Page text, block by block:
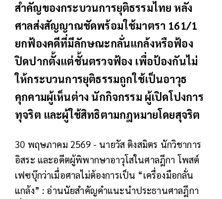
สำคัญของกระบวนการยุติธรรมไทย หลัง
ศาลส่งสัญญาณชัดพร้อมใช้มาตรา 161/1
ยกฟ้องคดีที่มีลักษณะกลั่นแกล้งหรือฟ้อง
ปิดปากตั้งแต่ชั้นตรวจฟ้อง เพื่อป้องกันไม่
ให้กระบวนการยุติธรรมถูกใช้เป็นอาวุธ
คุกคามผู้เห็นต่าง นักกิจกรรม ผู้เปิดโปงการ
ทุจริต และผู้ใช้สิทธิตามกฎหมายโดยสุจริต
30 พฤษภาคม 2569 - นายวัส ติงสมิตร นักวิชาการ
อิสระ และอดีตผู้พิพากษาอาวุโสในศาลฎีกา โพสต์
เฟซบุ๊กว่าเมื่อศาลไม่ต้องการเป็น “เครื่องมือกลั่น
แกล้ง” : อ่านนัยสำคัญคำแนะนำประธานศาลฎีกา